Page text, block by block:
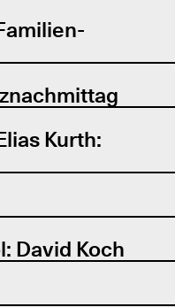
Kurth:
David Koch